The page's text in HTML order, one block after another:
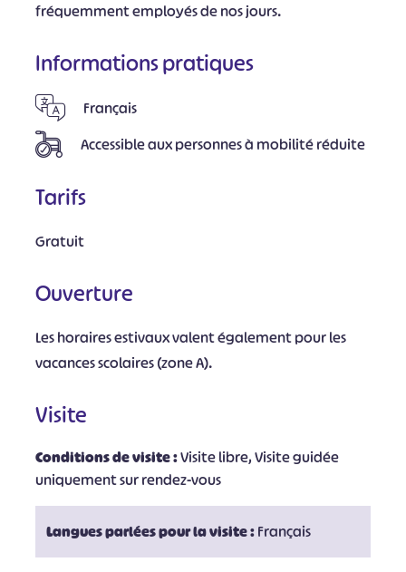
fréquemment employés de nos jours.
Informations pratiques
Français
Accessible aux personnes à mobilité réduite
Tarifs
Gratuit
Ouverture
Les horaires estivaux valent également pour les
vacances scolaires (zone A).
Visite
Conditions de visite :Visite libre, Visite guidée
uniquement sur rendez-vous
Langues parlées pour la visite :Français